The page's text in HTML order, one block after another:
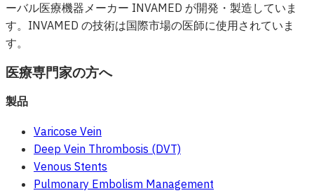
ーバル医療機器メーカー INVAMED が開発・製造していま
す。INVAMED の技術は国際市場の医師に使用されていま
す。
医療専門家の方へ
製品
Varicose Vein
Deep Vein Thrombosis (DVT)
Venous Stents
Pulmonary Embolism Management